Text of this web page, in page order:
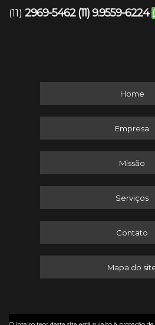
(11) 2969-5462 (11) 9.9559-6224
Home
Empresa
Missão
Serviços
Contato
Mapa do